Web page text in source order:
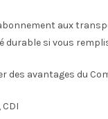
aux
durable si vous
des avantages du